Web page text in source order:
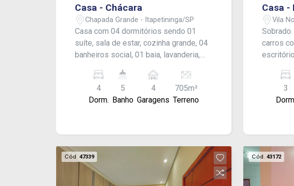
Casa - Chácara
Chapada Grande - Itapetininga/SP
Casa com 04 dormitórios sendo 01
suíte, sala de estar, cozinha grande, 04
banheiros social, 01 baia, lavanderia,
grande, e garagem para 04 carros.
Acabamento: Laje, piso frio, forro PVC e
madeira.
4
Dorm.
5
Banho
4
Garagens
705m²
Terreno
Casa -
Vila
carros
sendo
em
3
Cód. 47339 Cód. 43172